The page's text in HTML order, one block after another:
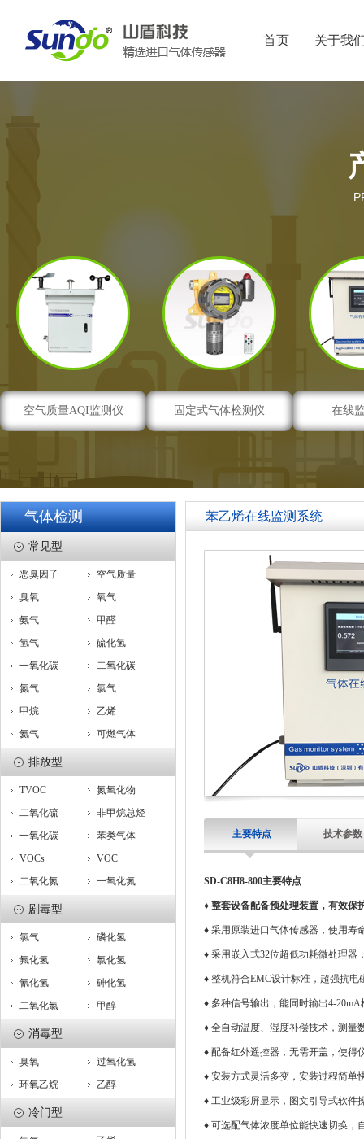
首页 关于我
空气质量AQI监测仪 固定式气体检测仪 在线
气体检测
常见型
恶臭因子
空气质量
臭氧
氧气
氨气
甲醛
氢气
硫化氢
一氧化碳
二氧化碳
氮气
氯气
甲烷
乙烯
氦气
可燃气体
排放型
TVOC
氮氧化物
二氧化硫
非甲烷总烃
一氧化碳
苯类气体
VOCs
VOC
二氧化氮
一氧化氮
剧毒型
氯气
磷化氢
氟化氢
氯化氢
氰化氢
砷化氢
二氧化氯
甲醇
消毒型
臭氧
过氧化氢
环氧乙烷
乙醇
冷门型
苯乙烯在线监测系统
主要特点 技术参数
SD-C8H8-800主要特点
♦ 整套设备配备预处理装置，有效保
♦ 采用原装进口气体传感器，使用寿
♦ 采用嵌入式32位超低功耗微处理器
♦ 整机符合EMC设计标准，超强抗
♦ 多种信号输出，能同时输出4-
♦ 全自动温度、湿度补偿技术，测量
♦ 配备红外遥控器，无需开盖，使得
♦ 安装方式灵活多变，安装过程简单
♦ 工业级彩屏显示，图文引导式软件
♦ 可选配气体浓度单位能快速切换，